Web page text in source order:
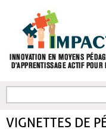
FORMULAIRE DE
VIGNETTES DE